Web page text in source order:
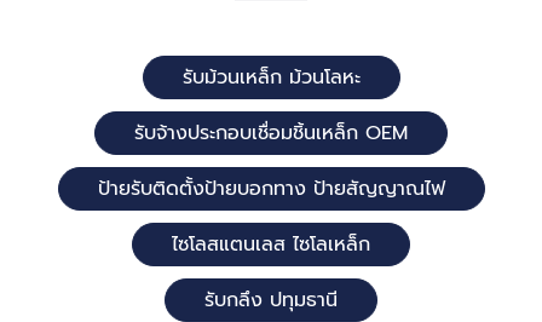
รับม้วนเหล็ก ม้วนโลหะ
รับจ้างประกอบเชื่อมชิ้นเหล็ก OEM
ป้ายรับติดตั้งป้ายบอกทาง ป้ายสัญญาณไฟ
ไซโลสแตนเลส ไซโลเหล็ก
รับกลึง ปทุมธานี